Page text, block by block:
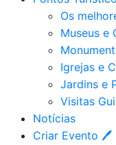
Os
Museus e
Igrejas e
Jardins e
Visitas
Notícias
Criar Evento 🖊